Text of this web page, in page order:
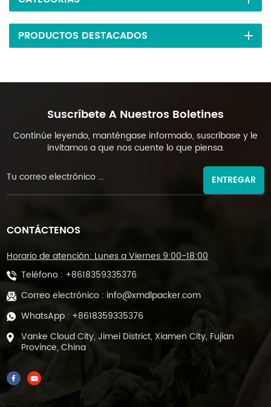
PRODUCTOS DESTACADOS
Suscríbete A Nuestros Boletines
Continúe leyendo, manténgase informado, suscríbase y le
invitamos a que nos cuente lo que piensa.
ENTREGAR
CONTÁCTENOS
Horario de atención: Lunes a Viernes 9:00-18:00
Teléfono : +8618359335376
Correo electrónico : info@xmdlpacker.com
WhatsApp : +8618359335376
Vanke Cloud City, Jimei District, Xiamen City, Fujian
Province, China